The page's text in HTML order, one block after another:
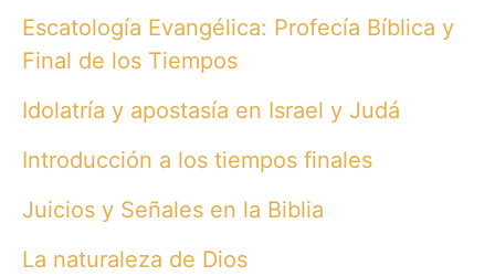
Escatología Evangélica: Profecía Bíblica y
Final de los Tiempos
Idolatría y apostasía en Israel y Judá
Introducción a los tiempos finales
Juicios y Señales en la Biblia
La naturaleza de Dios